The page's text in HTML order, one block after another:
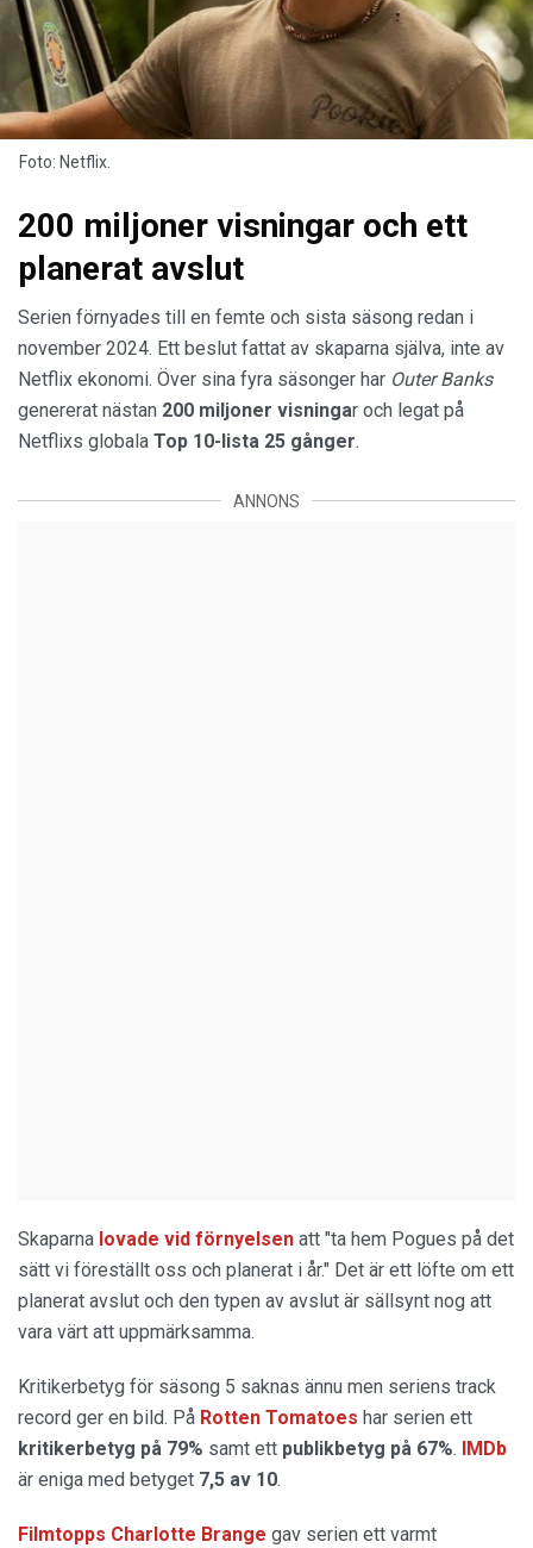
Foto: Netflix.
200 miljoner visningar och ett
planerat avslut
Serien förnyades till en femte och sista säsong redan i
november 2024. Ett beslut fattat av skaparna själva, inte av
Netflix ekonomi. Över sina fyra säsonger har Outer Banks
genererat nästan 200 miljoner visningar och legat på
Netflixs globala Top 10-lista 25 gånger.
ANNONS
Skaparna lovade vid förnyelsen att "ta hem Pogues på det
sätt vi föreställt oss och planerat i år." Det är ett löfte om ett
planerat avslut och den typen av avslut är sällsynt nog att
vara värt att uppmärksamma.
Kritikerbetyg för säsong 5 saknas ännu men seriens track
record ger en bild. På Rotten Tomatoes har serien ett
kritikerbetyg på 79% samt ett publikbetyg på 67%. IMDb
är eniga med betyget 7,5 av 10.
Filmtopps Charlotte Brange gav serien ett varmt